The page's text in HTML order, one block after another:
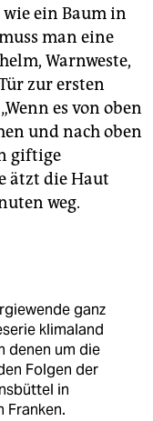
ein Baum in
man eine
Warnweste,
zur ersten
es von oben
und nach oben
giftige
ätzt die Haut
weg.
ganz
klimaland
denen um die
Folgen der
in
Franken.